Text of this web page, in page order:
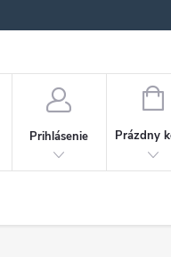
Prihlásenie
Prázdny